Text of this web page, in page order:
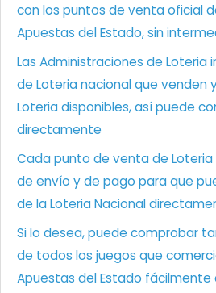
con los puntos de venta oficial
Apuestas del Estado, sin
Las Administraciones de Loteria
de Loteria nacional que venden
Loteria disponibles, así puede
directamente
Cada punto de venta de Loteria
de envío y de pago para que
de la Loteria Nacional
Si lo desea, puede comprobar
de todos los juegos que
Apuestas del Estado fácilmente